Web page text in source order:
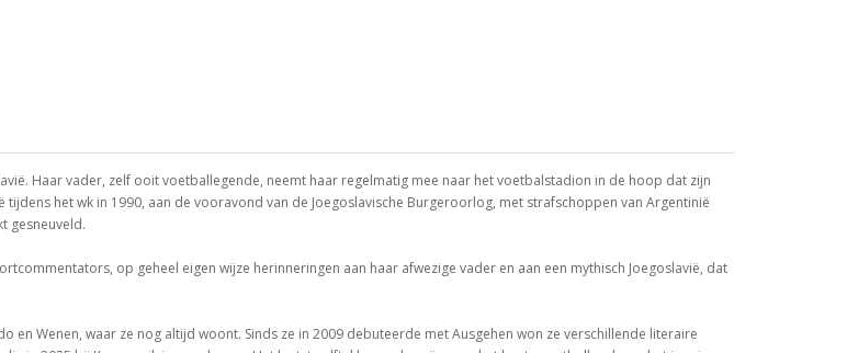
Haar vader, zelf ooit voetballegende, neemt haar regelmatig mee naar het voetbalstadion in de hoop dat zijn
het wk in 1990, aan de vooravond van de Joegoslavische Burgeroorlog, met strafschoppen van Argentinië
gesneuveld.
op geheel eigen wijze herinneringen aan haar afwezige vader en aan een mythisch Joegoslavië, dat
en Wenen, waar ze nog altijd woont. Sinds ze in 2009 debuteerde met Ausgehen won ze verschillende literaire